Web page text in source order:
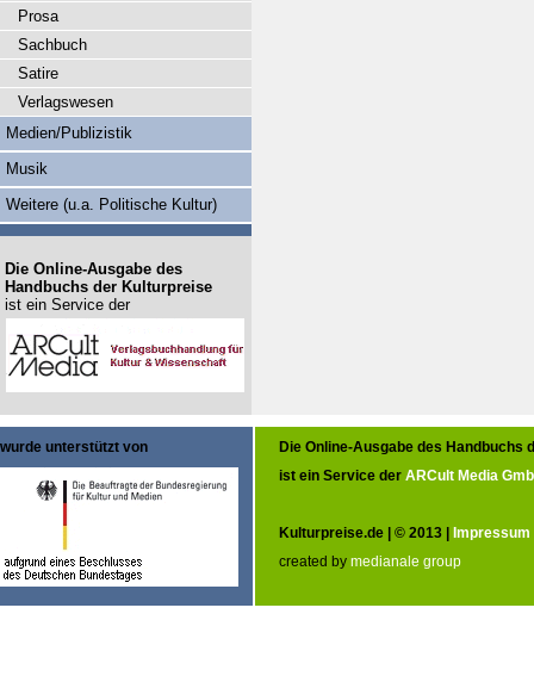
Prosa
Sachbuch
Satire
Verlagswesen
Medien/Publizistik
Musik
Weitere (u.a. Politische Kultur)
Die Online-Ausgabe des
Handbuchs der Kulturpreise
ist ein Service der
wurde unterstützt von
Die Online-Ausgabe des Handbuchs
ist ein Service der ARCult Media
Kulturpreise.de | © 2013 | Impressum
created by medianale group